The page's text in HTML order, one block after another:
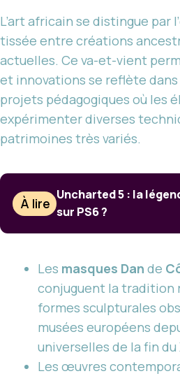
L’art africain se distingue par
tissée entre créations
actuelles. Ce va-et-vient
et innovations se reflète
projets pédagogiques où les
expérimenter diverses
patrimoines très variés.
À lire
Uncharted 5 : la
sur PS6 ?
Les masques Dan de
conjuguent la tradition
formes sculpturales
musées européens
universelles de la fin du
Les œuvres